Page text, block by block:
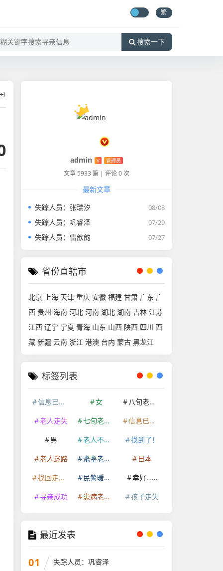
繁
搜索一下
admin V 管理员
文章 5933 篇 | 评论 0 次
最新文章
08/08
失踪人员：张瑞汐
07/29
失踪人员：巩睿泽
07/27
失踪人员：雷歆韵
省份直辖市
北京 上海 天津 重庆 安徽 福建 甘肃 广东 广
西 贵州 海南 河北 河南 湖北 湖南 吉林 江苏
江西 辽宁 宁夏 青海 山东 山西 陕西 四川 西
藏 新疆 云南 浙江 港澳 台内 蒙古 黑龙江
标签列表
信息已经删除 女
八旬老人走失
老人走失
七旬老人走失
信息已删除
男
老人不慎走失
找到了！
老人迷路
耄耋老人走失
日本
找回走失老人
民警暖心救助
幸好……
寻亲成功
患病老人走失 孩子走失
最近发表
01 失踪人员：巩睿泽